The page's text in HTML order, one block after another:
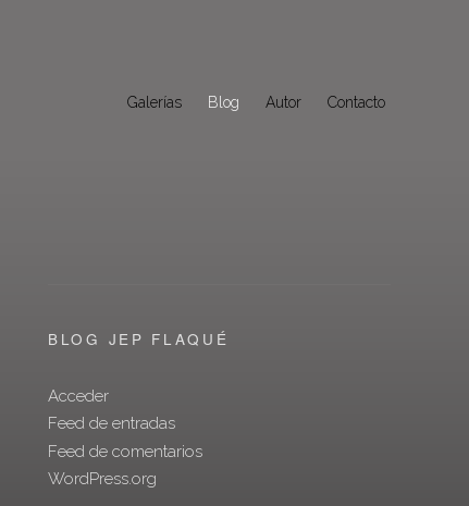
Galerías Blog Autor Contacto
BLOG JEP FLAQUÉ
Acceder
Feed de entradas
Feed de comentarios
WordPress.org